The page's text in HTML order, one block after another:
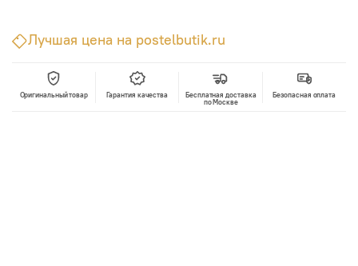
Лучшая цена на postelbutik.ru
Оригинальный товар Гарантия качества
Бесплатная доставка
по Москве
Безопасная оплата